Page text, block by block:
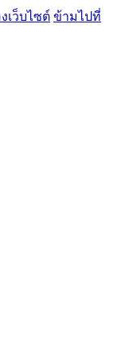
เว็บไซต์ ข้ามไปที่